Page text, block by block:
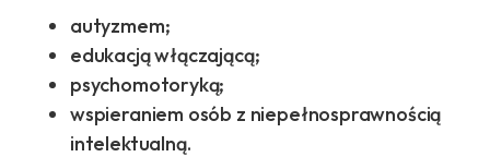
autyzmem;
edukacją włączającą;
psychomotoryką;
wspieraniem osób z niepełnosprawnością
intelektualną.